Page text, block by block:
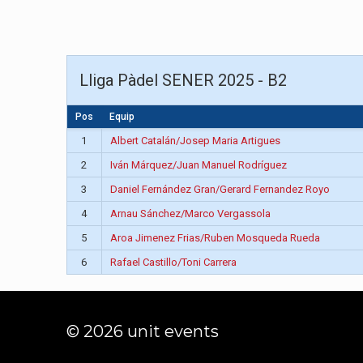
Lliga Pàdel SENER 2025 - B2
Pos Equip
1 Albert Catalán/Josep Maria Artigues
2
Iván Márquez/Juan Manuel Rodríguez
3
Daniel Fernández Gran/Gerard Fernandez Royo
4
Arnau Sánchez/Marco Vergassola
5
Aroa Jimenez Frias/Ruben Mosqueda Rueda
6
Rafael Castillo/Toni Carrera
© 2026 unit events